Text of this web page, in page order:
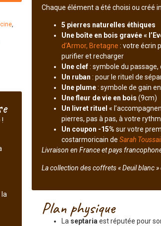
,
Chaque élément a été choisi ou créé
5 pierres naturelles éthiques
Une boîte en bois gravée «
d’Armor, Bretagne : votre écrin
purifier et recharger
Une clef: symbole du
Un ruban : pour le rituel de
Une plume: symbole de gain
Une fleur de vie en bois (9cm)
Un livret rituel «
pierres, pas à pas, à votre
Un coupon -15% sur votre
costarmoricain de Sarah
Livraison en France et pays
La collection des coffrets « Deuil blanc
Plan physique
La septaria est réputée pour